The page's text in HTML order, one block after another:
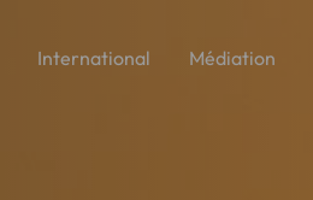
International Médiation